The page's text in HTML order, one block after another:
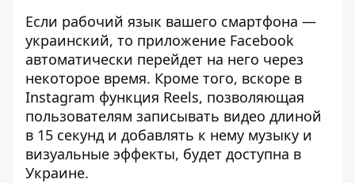
Если рабочий язык вашего смартфона —
украинский, то приложение Facebook
автоматически перейдет на него через
некоторое время. Кроме того, вскоре в
Instagram функция Reels, позволяющая
пользователям записывать видео длиной
в 15 секунд и добавлять к нему музыку и
визуальные эффекты, будет доступна в
Украине.